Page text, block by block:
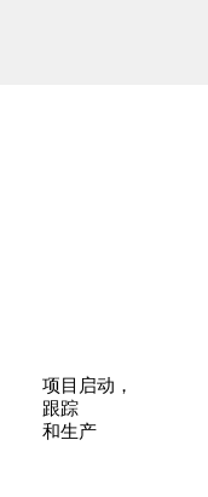
项目启动，
跟踪
和生产